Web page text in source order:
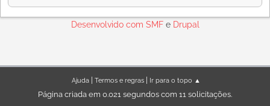
Desenvolvido com SMFe Drupal
Ajuda| Termos e regras| Ir para o topo ▲
Página criada em 0.021 segundos com 11 solicitações.